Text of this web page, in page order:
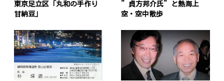
東京足立区「丸和の手作り
甘納豆」
”貞方邦介氏”と熱海上
空・空中散歩